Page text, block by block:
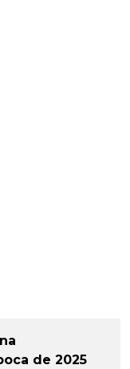
de 2025